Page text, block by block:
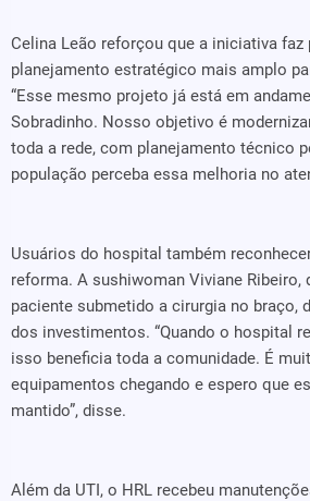
Celina Leão reforçou que a iniciativa faz
planejamento estratégico mais amplo
“Esse mesmo projeto já está em
Sobradinho. Nosso objetivo é
toda a rede, com planejamento técnico
população perceba essa melhoria no
Usuários do hospital também
reforma. A sushiwoman Viviane Ribeiro,
paciente submetido a cirurgia no braço,
dos investimentos. “Quando o hospital
isso beneficia toda a comunidade. É
equipamentos chegando e espero que
mantido”, disse.
Além da UTI, o HRL recebeu